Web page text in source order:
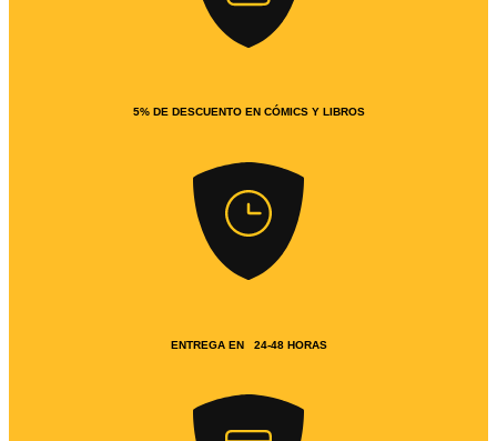
5% DE DESCUENTO EN CÓMICS Y LIBROS
ENTREGA EN 24-48 HORAS